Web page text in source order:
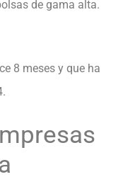
de gama alta.
8 meses y que ha